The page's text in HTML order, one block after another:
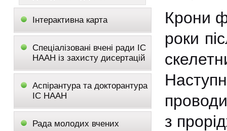
Інтерактивна карта
Спеціалізовані вчені ради ІС
НААН із захисту дисертацій
Аспірантура та докторантура
ІС НААН
Рада молодих вчених
Крони
роки
з